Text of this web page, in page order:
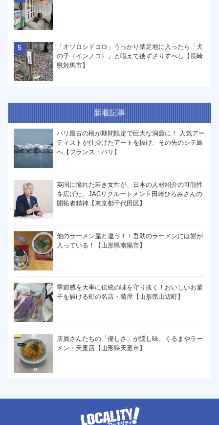
「オソロシドコロ」うっかり禁足地に入ったら「犬
の子（インノコ）」と唱えて後ずさりすべし【長崎
県対馬市】
新着記事
パリ最古の橋が期間限定で巨大な洞窟に！ 人気アー
ティストが仕掛けたアートを抜け、その先のシテ島
へ【フランス・パリ】
英国に憧れた若き女性が、日本の人材紹介の可能性
を広げた。JACリクルートメント田崎ひろみさんの
開拓者精神【東京都千代田区】
他のラーメン屋と違う！！吾助のラーメンには餅が
入っている！【山形県南陽市】
季節感を大事に伝統の味を守り抜く！おいしいお菓
子を届ける町の名店・菊屋【山形県山辺町】
店員さんたちの「優しさ」が隠し味。くるまやラー
メン・天童店【山形県天童市】